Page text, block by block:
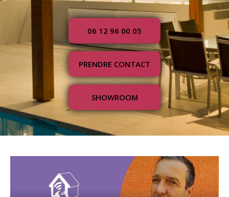
06 12 96 00 05
PRENDRE CONTACT
SHOWROOM